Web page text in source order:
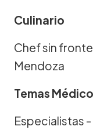
Culinario
Chef sin
Mendoza
Temas
Especialistas -